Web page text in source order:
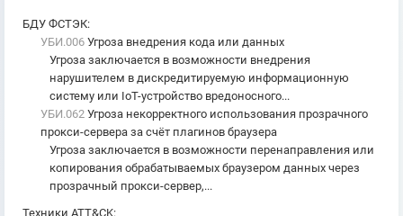
БДУ ФСТЭК:
УБИ.006 Угроза внедрения кода или данных
Угроза заключается в возможности внедрения
нарушителем в дискредитируемую информационную
систему или IoT-устройство вредоносного...
УБИ.062 Угроза некорректного использования прозрачного
прокси-сервера за счёт плагинов браузера
Угроза заключается в возможности перенаправления или
копирования обрабатываемых браузером данных через
прозрачный прокси-сервер,...
Техники ATT&CK: